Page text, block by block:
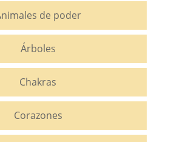
de poder
Árboles
Chakras
Corazones